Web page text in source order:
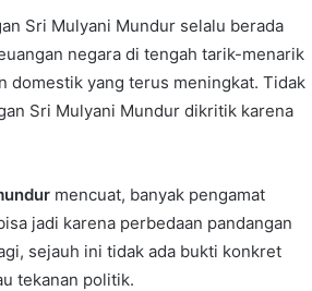
Sri Mulyani Mundur selalu berada
negara di tengah tarik-menarik
domestik yang terus meningkat. Tidak
Sri Mulyani Mundur dikritik karena
mencuat, banyak pengamat
jadi karena perbedaan pandangan
sejauh ini tidak ada bukti konkret
tekanan politik.